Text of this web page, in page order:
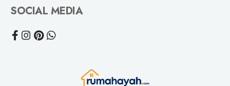
SOCIAL MEDIA